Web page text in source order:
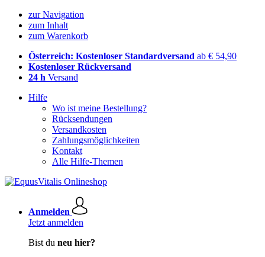
zur Navigation
zum Inhalt
zum Warenkorb
Österreich: Kostenloser Standardversand ab € 54,90
Kostenloser Rückversand
24 h Versand
Hilfe
Wo ist meine Bestellung?
Rücksendungen
Versandkosten
Zahlungsmöglichkeiten
Kontakt
Alle Hilfe-Themen
Anmelden
Jetzt anmelden
Bist du neu hier?